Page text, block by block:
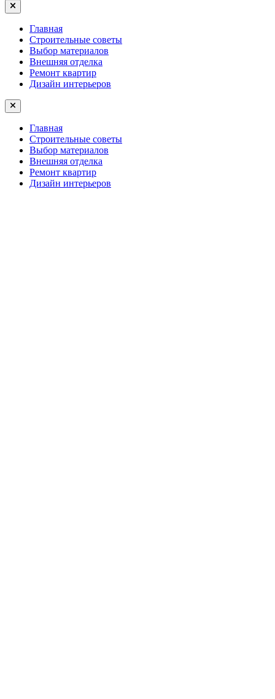
Close
Главная
Строительные советы
Выбор материалов
Внешняя отделка
Ремонт квартир
Дизайн интерьеров
Главная
Строительные советы
Выбор материалов
Внешняя отделка
Ремонт квартир
Дизайн интерьеров